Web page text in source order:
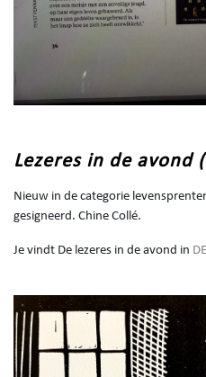
Lezeres in de avond
Nieuw in de categorie
gesigneerd. Chine Collé.
Je vindt De lezeres in de avond in